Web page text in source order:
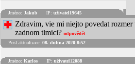
Jméno: Jakub IP: uživatel19645
Zdravim, vie mi niejto povedat
zadnom tlmici? odpovědět
Posl.aktualizace: 08. dubna 2020 8:52
Jméno: Karlos IP: uživatel12088